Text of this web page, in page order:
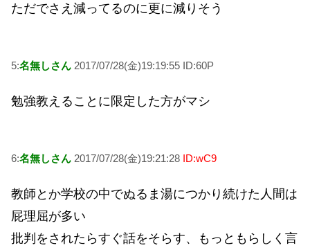
ただでさえ減ってるのに更に減りそう
5:名無しさん 2017/07/28(金)19:19:55 ID:60P
勉強教えることに限定した方がマシ
6:名無しさん 2017/07/28(金)19:21:28 ID:wC9
教師とか学校の中でぬるま湯につかり続けた人間は
屁理屈が多い
批判をされたらすぐ話をそらす、もっともらしく言